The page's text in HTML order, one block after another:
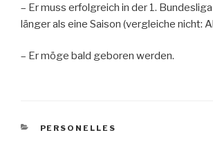
– Er muss erfolgreich in der 1.
länger als eine Saison (vergleiche nicht:
– Er möge bald geboren werden.
KATEGORIEN
PERSONELLES